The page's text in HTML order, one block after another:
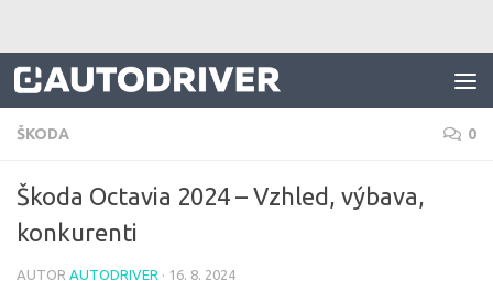
ŠKODA 0
Škoda Octavia 2024 – Vzhled, výbava,
konkurenti
AUTOR AUTODRIVER · 16. 8. 2024